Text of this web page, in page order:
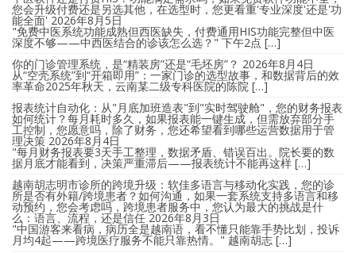
您会升级付费还是另选其他，在选型时，您更看重'专业深度'还是'功
能全面' 2026年8月5日
"免费中医系统功能成熟但西医缺失，付费通用HIS功能完整但中医
深度不够——中西医结合的诊该怎么选？" 下午2点 […]
你的门诊管理系统，是“精装房”还是“毛坯房”？ 2026年8月4日
从“空壳系统”到“开箱即用”：一家门诊的选型故事，和数据背后的效
率革命2025年秋天，云南某二级专科医院的陈院 […]
报表统计自动化：从"月底加班造表"到"实时驾驶舱"，您的财务报表
如何统计？每月耗时多久，如果报表能一键生成，但需放弃部分手
工控制，您愿意吗，除了财务，您还希望看到哪些运营数据用于管
理决策 2026年8月4日
"每月财务报表要3天手工整理，数据矛盾、错误百出。院长要的数
据月底才能看到，决策严重滞后——报表统计不能再这样 […]
越南胡志明市诊所的跨境升级：软佳多语言与移动化实践，您的诊
所是否有外籍/跨境患者？如何沟通，如果一套系统支持多语言和移
动预约，您会考虑吗，跨境患者服务中，您认为最大的挑战是什
么：语言、流程，还是信任 2026年8月3日
"中国游客来看病，病历全是越南语，看不懂只能靠手势比划，投诉
月均4起——跨境医疗服务不能只靠热情。" 越南胡志 […]